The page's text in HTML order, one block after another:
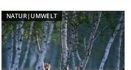
NATUR|UMWELT